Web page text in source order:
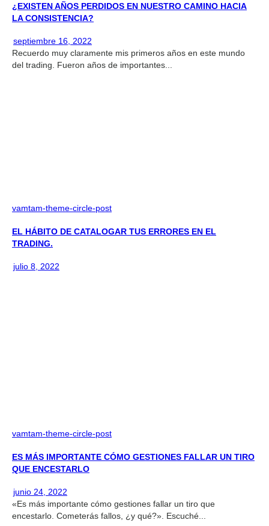
¿EXISTEN AÑOS PERDIDOS EN NUESTRO CAMINO HACIA
LA CONSISTENCIA?
septiembre 16, 2022
Recuerdo muy claramente mis primeros años en este mundo
del trading. Fueron años de importantes...
vamtam-theme-circle-post
EL HÁBITO DE CATALOGAR TUS ERRORES EN EL
TRADING.
julio 8, 2022
vamtam-theme-circle-post
ES MÁS IMPORTANTE CÓMO GESTIONES FALLAR UN TIRO
QUE ENCESTARLO
junio 24, 2022
«Es más importante cómo gestiones fallar un tiro que
encestarlo. Cometerás fallos, ¿y qué?». Escuché...